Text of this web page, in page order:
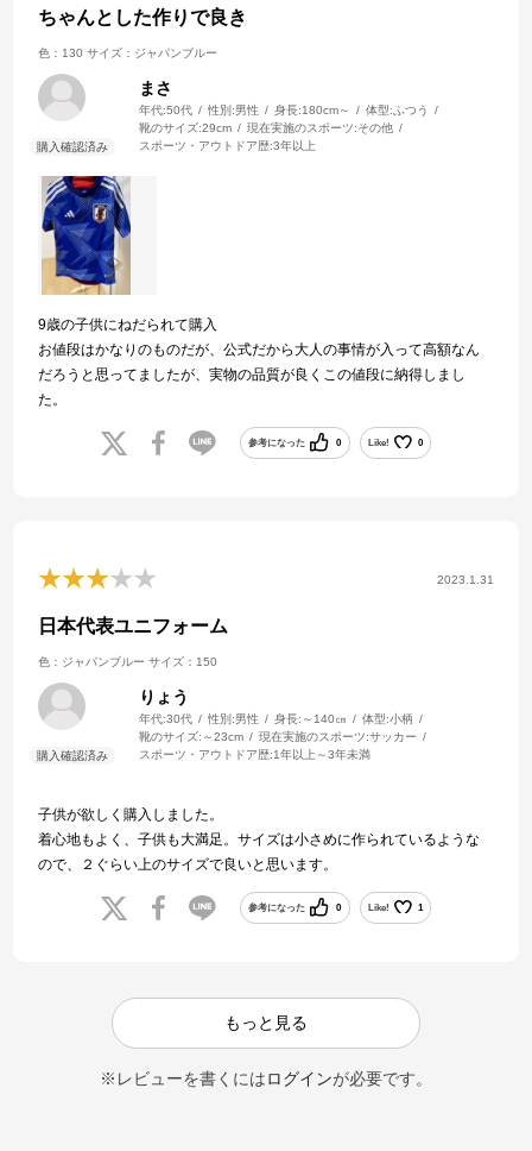
ちゃんとした作りで良き
色：130 サイズ：ジャパンブルー
まさ
年代:50代 性別:男性 身長:180cm～ 体型: ふつう
靴のサイズ:29cm 現在実施のスポーツ:その他
スポーツ・アウトドア歴:3年以上
9歳の子供にねだられて購入
お値段はかなりのものだが、公式だから大人の事情が入って高額なん
だろうと思ってましたが、実物の品質が良くこの値段に納得しまし
た。
参考になった 0 Like! 0
2023.1.31
日本代表ユニフォーム
色：ジャパンブルー サイズ：150
りょう
年代:30代 性別:男性 身長: ～140㎝ 体型:小柄
靴のサイズ: ～23cm 現在実施のスポーツ:サッカー
スポーツ・アウトドア歴:1年以上～3年未満
子供が欲しく購入しました。
着心地もよく、子供も大満足。サイズは小さめに作られているような
ので、２ぐらい上のサイズで良いと思います。
参考になった 0 Like! 1
もっと見る
※レビューを書くにはログインが必要です。